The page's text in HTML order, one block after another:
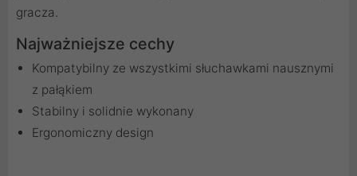
gracza.
Najważniejsze cechy
Kompatybilny ze wszystkimi słuchawkami nausznymi
z pałąkiem
Stabilny i solidnie wykonany
Ergonomiczny design